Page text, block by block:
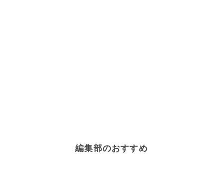
編集部のおすすめ